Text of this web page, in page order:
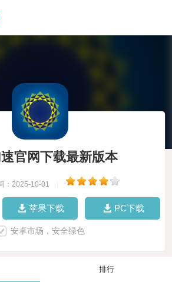
官网下载最新版本
：2025-10-01
苹果下载 PC下载
安卓市场，安全绿色
排行